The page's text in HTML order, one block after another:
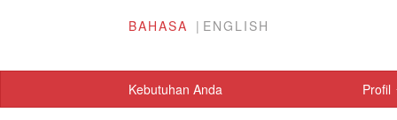
BAHASA ENGLISH
Kebutuhan Anda Profil